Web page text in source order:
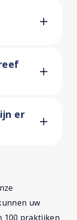
er
uw
100 praktijken